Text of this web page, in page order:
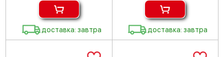
доставка: завтра доставка: завтра